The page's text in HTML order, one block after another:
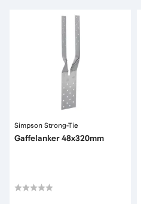
Simpson Strong-Tie
Gaffelanker 48x320mm